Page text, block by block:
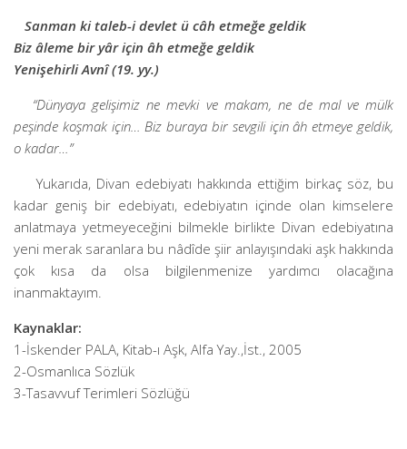
Sanman ki taleb-i devlet ü câh etmeğe geldik
Biz âleme bir yâr için âh etmeğe geldik
Yenişehirli Avnî (19. yy.)
“Dünyaya gelişimiz ne mevki ve makam, ne de mal ve mülk
peşinde koşmak için… Biz buraya bir sevgili için âh etmeye geldik,
o kadar…”
Yukarıda, Divan edebiyatı hakkında ettiğim birkaç söz, bu
kadar geniş bir edebiyatı, edebiyatın içinde olan kimselere
anlatmaya yetmeyeceğini bilmekle birlikte Divan edebiyatına
yeni merak saranlara bu nâdîde şiir anlayışındaki aşk hakkında
çok kısa da olsa bilgilenmenize yardımcı olacağına
inanmaktayım.
Kaynaklar:
1-İskender PALA, Kitab-ı Aşk, Alfa Yay.,İst., 2005
2-Osmanlıca Sözlük
3-Tasavvuf Terimleri Sözlüğü